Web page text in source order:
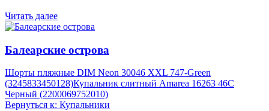
Читать далее
Балеарские острова
Шорты пляжные DIM Neon 30046 XXL 747-Green
(3245833450128)Купальник слитный Amarea 16263 46C
Черный (2200069752010)
Вернуться к: Купальники